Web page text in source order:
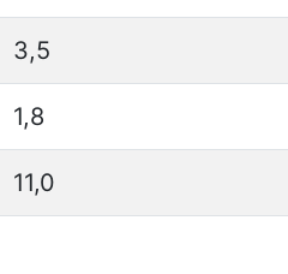
3,5
1,8
11,0